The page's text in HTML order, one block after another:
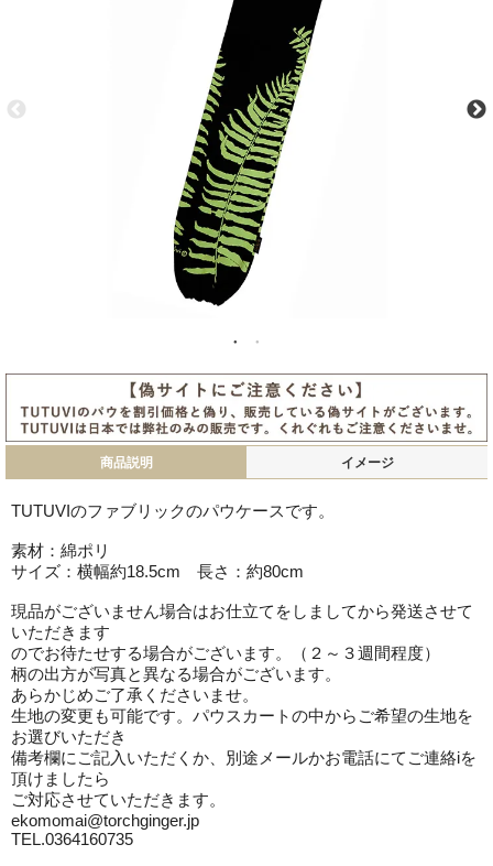
商品説明 イメージ
TUTUVIのファブリックのパウケースです。
素材：綿ポリ
サイズ：横幅約18.5cm 長さ：約80cm
現品がございません場合はお仕立てをしましてから発送させて
いただきます
のでお待たせする場合がございます。（２～３週間程度）
柄の出方が写真と異なる場合がございます。
あらかじめご了承くださいませ。
生地の変更も可能です。パウスカートの中からご希望の生地を
お選びいただき
備考欄にご記入いただくか、別途メールかお電話にてご連絡iを
頂けましたら
ご対応させていただきます。
ekomomai@torchginger.jp
TEL.0364160735